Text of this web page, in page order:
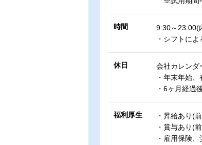
時間
9:30～23:00(
・シフトによ
休日
会社カレンダ
・年末年始
・6ヶ月経過
福利厚生
・昇給あり(
・賞与あり(
・雇用保険